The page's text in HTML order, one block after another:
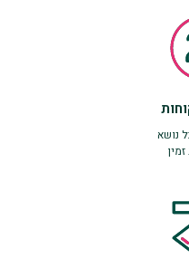
נושא